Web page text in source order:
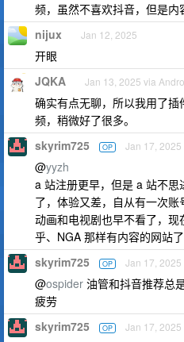
频，虽然不喜欢抖音，但是内
nijux Jan 12, 2025
开眼
JQKA Jan 13, 2025 via
确实有点无聊，所以我用了
频，稍微好了很多。
skyrim725 OP Jan 17, 2025
@yyzh
a 站注册更早，但是 a 站不
了，体验又差，自从有一次账
动画和电视剧也早不看了，
乎、NGA 那样有内容的网站了
skyrim725 OP Jan 17, 2025
@ospider 油管和抖音推荐总
疲劳
skyrim725 OP Jan 17, 2025